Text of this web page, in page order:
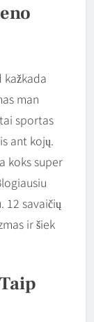
kažkada
man
sportas
ant kojų.
koks super
12 savaičių
ir šiek